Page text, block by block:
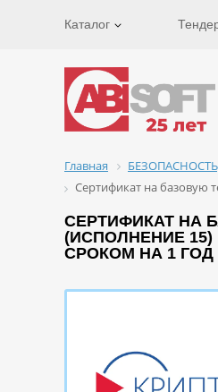
Каталог
Главная
Сертификат на базовую
СЕРТИФИКАТ НА
(ИСПОЛНЕНИЕ
СРОКОМ НА 1 ГОД